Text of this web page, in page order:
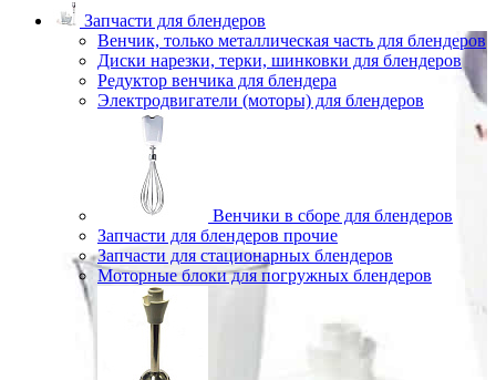
Запчасти для блендеров
Венчик, только металлическая часть для блендеров
Диски нарезки, терки, шинковки для блендеров
Редуктор венчика для блендера
Электродвигатели (моторы) для блендеров
Венчики в сборе для блендеров
Запчасти для блендеров прочие
Запчасти для стационарных блендеров
Моторные блоки для погружных блендеров